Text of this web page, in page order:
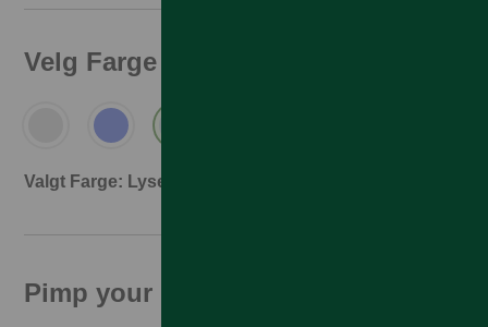
Velg Farge
Valgt Farge: Lyseblå
Pimp your phone!